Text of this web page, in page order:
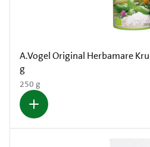
A.Vogel Original Herbamare
g
250 g